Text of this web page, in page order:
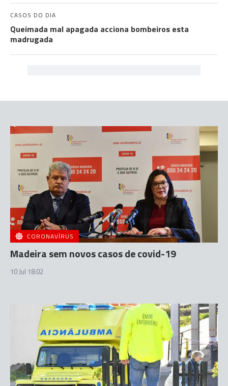
CASOS DO DIA
Queimada mal apagada acciona bombeiros esta
madrugada
CORONAVÍRUS
Madeira sem novos casos de covid-19
10 Jul 18:02